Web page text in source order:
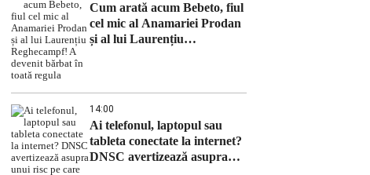
Cum arată acum Bebeto, fiul
cel mic al Anamariei Prodan
și al lui Laurențiu
14:00
Ai telefonul, laptopul sau
tableta conectate la internet?
DNSC avertizează asupra